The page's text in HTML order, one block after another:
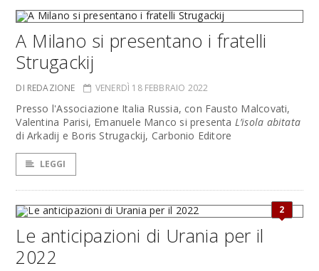
A Milano si presentano i fratelli
Strugackij
DI REDAZIONE VENERDÌ 18 FEBBRAIO 2022
Presso l'Associazione Italia Russia, con Fausto Malcovati,
Valentina Parisi, Emanuele Manco si presenta L’isola abitata
di Arkadij e Boris Strugackij, Carbonio Editore
LEGGI
2
Le anticipazioni di Urania per il
2022